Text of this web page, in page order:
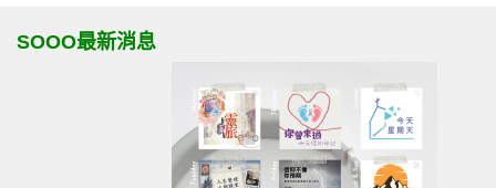
SOOO最新消息